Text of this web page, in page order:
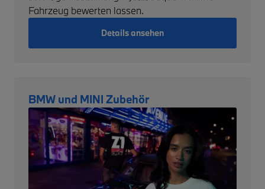
Fahrzeug bewerten lassen.
Details ansehen
BMW und MINI Zubehör